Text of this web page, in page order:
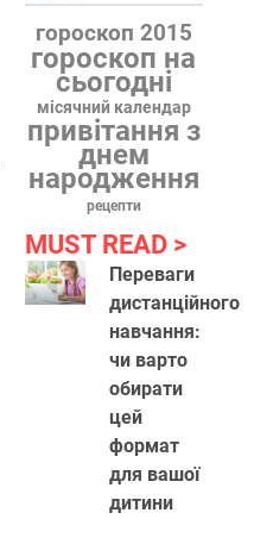
гороскоп 2015
гороскоп на
сьогодні
місячний календар
привітання з
днем
народження
рецепти
MUST READ
Переваги
дистанційного
навчання:
чи варто
обирати
цей
формат
для вашої
дитини